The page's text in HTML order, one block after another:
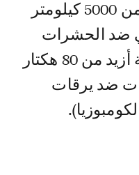
الحشرات، ومعالجة أزيد من 5000 كيلومتر
ضد الحشرات
الزاحفة، فضلا عن معالجة أزيد من 80 هكتار
ضد يرقات